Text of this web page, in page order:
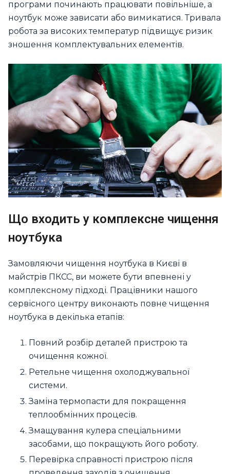
програми починають працювати повільніше, а
ноутбук може зависати або вимикатися. Тривала
робота за високих температур підвищує ризик
зношення комплектувальних елементів.
Що входить у комплексне чищення
ноутбука
Замовляючи чищення ноутбука в Києві в
майстрів ПКСС, ви можете бути впевнені у
комплексному підході. Працівники нашого
сервісного центру виконають повне чищення
ноутбука в декілька етапів:
Повний розбір деталей пристрою та
очищення кожної.
Ретельне чищення охолоджувальної
системи.
Заміна термопасти для покращення
теплообмінних процесів.
Змащування кулера спеціальними
засобами, що покращують його роботу.
Перевірка справності пристрою після